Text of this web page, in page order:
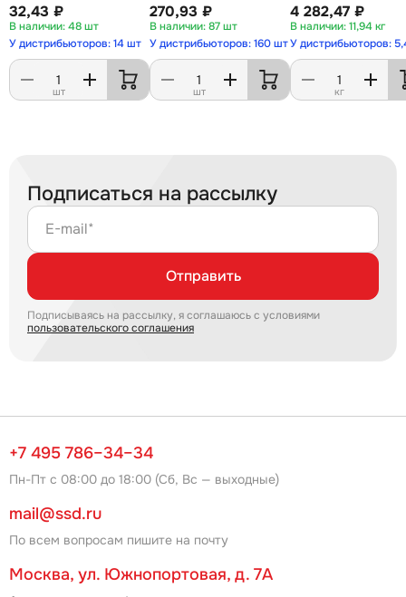
32,43 ₽
48 шт
У дистрибьюторов: 14 шт
шт
270,93 ₽
87 шт
У дистрибьюторов: 160 шт
шт
4 282,47 ₽
11,94 кг
У дистрибьюторов:
кг
Подписаться на рассылку
E-mail*
Отправить
Подписываясь на рассылку, я соглашаюсь с условиями
пользовательского соглашения
+7 495 786–34–34
Пн-Пт с 08:00 до 18:00 (Сб, Вс — выходные)
mail@ssd.ru
По всем вопросам пишите на почту
Москва, ул. Южнопортовая, д. 7А